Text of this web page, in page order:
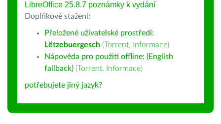
LibreOffice 25.8.7 poznámky k vydání
Doplňkové stažení:
Přeložené uživatelské prostředí:
Lëtzebuergesch (Torrent, Informace)
Nápověda pro použití offline: (English
fallback) (Torrent, Informace)
potřebujete jiný jazyk?